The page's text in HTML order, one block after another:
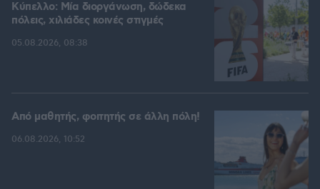
Kύπελλο: Μία διοργάνωση, δώδεκα
πόλεις, χιλιάδες κοινές στιγμές
05.08.2026, 08:38
Από μαθητής, φοιτητής σε άλλη πόλη!
06.08.2026, 10:52